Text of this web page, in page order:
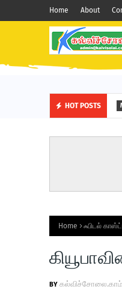
Home About
HOT POSTS
Home ஃபிடல்
கல்விச்சோலை.காம்